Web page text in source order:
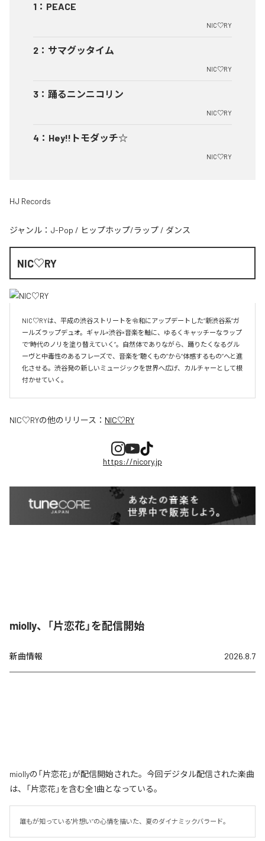
1 ： PEACE
NIC♡RY
2 ： サマグッタイム
NIC♡RY
3 ： 踊るニンニコリン
NIC♡RY
4 ： Hey!!トモダッチ☆
NIC♡RY
HJ Records
ジャンル： J-Pop / ヒップホップ/ラップ / ダンス
NIC♡RY
NIC♡RYは、平成の渋谷ストリートを令和にアップデートした“新渋谷系”ガ
ールズラップデュオ。ギャル×渋谷×音楽を軸に、ゆるくキャッチーなラップ
で“時代のノリを塗り替えていく”。自然体でありながら、踊りたくなるグル
ーヴと中毒性のあるフレーズで、音楽を“聴くもの”から“体感するもの”へと進
化させる。渋谷発の新しいミュージックを世界へ広げ、カルチャーとして根
付かせていく。
NIC♡RYの他のリリース： NIC♡RY
https://nicory.jp
miolly、「片恋花」を配信開始
新曲情報 2026.8.7
miollyの「片恋花」が配信開始された。今回デジタル配信された楽曲
は、「片恋花」を含む全1曲となっている。
誰もが知っている"片想い”の心情を描いた、夏のダイナミックバラード。